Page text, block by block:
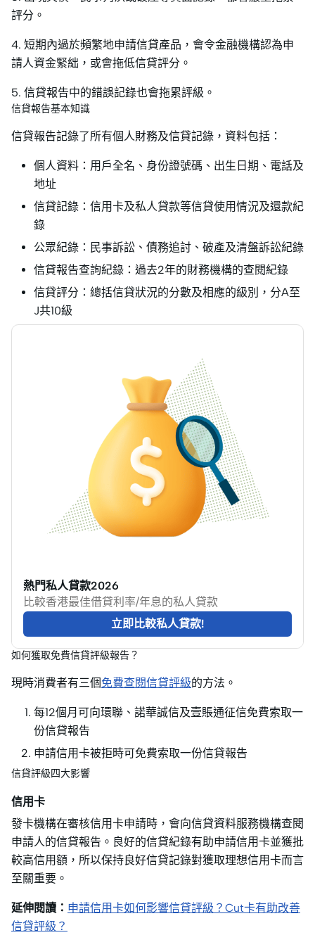
評分。
4. 短期內過於頻繁地申請信貸產品，會令金融機構認為申
請人資金緊絀，或會拖低信貸評分。
5. 信貸報告中的錯誤記錄也會拖累評級。
信貸報告基本知識
信貸報告記錄了所有個人財務及信貸記錄，資料包括：
個人資料：用戶全名、身份證號碼、出生日期、電話及
地址
信貸記錄：信用卡及私人貸款等信貸使用情況及還款紀
錄
公眾紀錄：民事訴訟、債務追討、破產及清盤訴訟紀錄
信貸報告查詢紀錄：過去2年的財務機構的查閱紀錄
信貸評分：總括信貸狀況的分數及相應的級別，分A至
J共10級
熱門私人貸款2026
比較香港最佳借貸利率/年息的私人貸款
立即比較私人貸款!
如何獲取免費信貸評級報告？
現時消費者有三個免費查閱信貸評級的方法。
每12個月可向環聯、諾華誠信及壹賬通征信免費索取一
份信貸報告
申請信用卡被拒時可免費索取一份信貸報告
信貸評級四大影響
信用卡
發卡機構在審核信用卡申請時，會向信貸資料服務機構查閱
申請人的信貸報告。良好的信貸紀錄有助申請信用卡並獲批
較高信用額，所以保持良好信貸記錄對獲取理想信用卡而言
至關重要。
延伸閱讀： 申請信用卡如何影響信貸評級？Cut卡有助改善
信貸評級？